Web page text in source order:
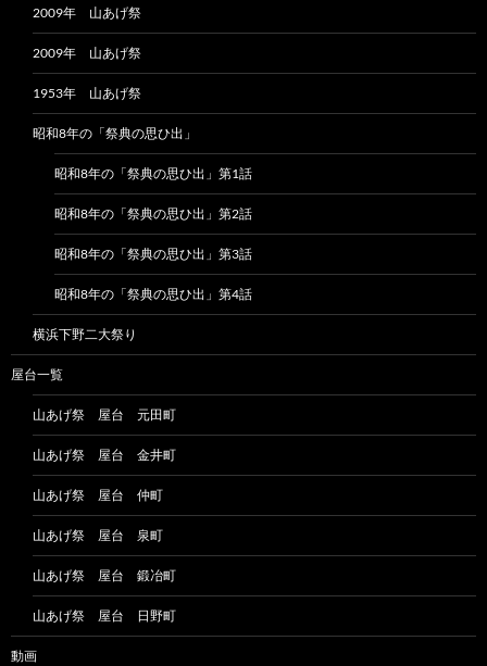
2009年 山あげ祭
2009年 山あげ祭
1953年 山あげ祭
昭和8年の「祭典の思ひ出」
昭和8年の「祭典の思ひ出」第1話
昭和8年の「祭典の思ひ出」第2話
昭和8年の「祭典の思ひ出」第3話
昭和8年の「祭典の思ひ出」第4話
横浜下野二大祭り
屋台一覧
山あげ祭 屋台 元田町
山あげ祭 屋台 金井町
山あげ祭 屋台 仲町
山あげ祭 屋台 泉町
山あげ祭 屋台 鍛冶町
山あげ祭 屋台 日野町
動画